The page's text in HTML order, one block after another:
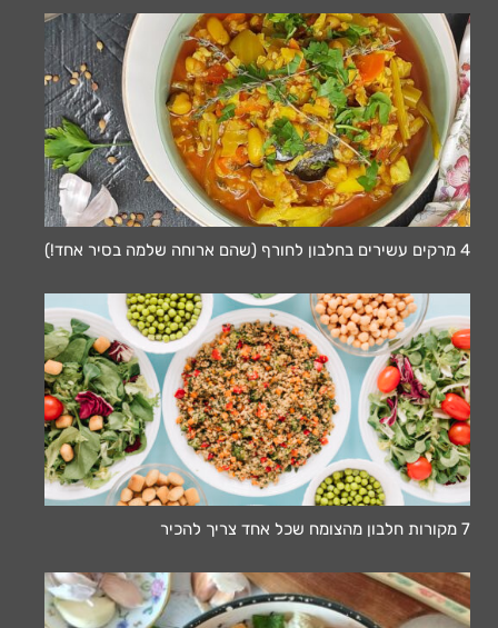
4 מרקים עשירים בחלבון לחורף (שהם ארוחה שלמה בסיר אחד!)
7 מקורות חלבון מהצומח שכל אחד צריך להכיר